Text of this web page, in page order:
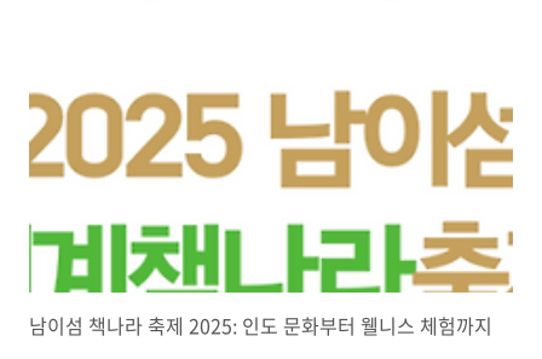
있는 시간대는 빠르게 마감되므로 미리 일정을 체크하는 것이 좋습니다.
하루 총 다섯 타임으로 운영되며, 오전 9시부터 오후 5시까지 시간대별
로 입..
남이섬 책나라 축제 2025: 인도 문화부터 웰니스 체험까지